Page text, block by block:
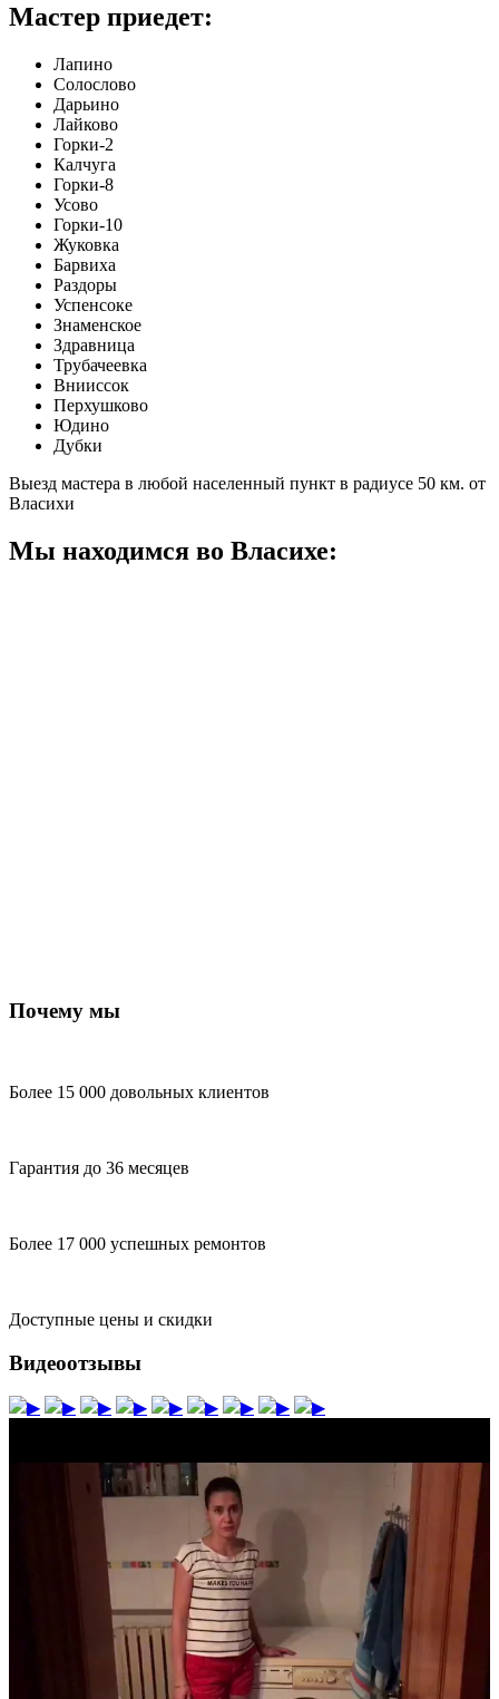
Мастер приедет:
Лапино
Солослово
Дарьино
Лайково
Горки-2
Калчуга
Горки-8
Усово
Горки-10
Жуковка
Барвиха
Раздоры
Успенсоке
Знаменское
Здравница
Трубачеевка
Внииссок
Перхушково
Юдино
Дубки
Выезд мастера в любой населенный пункт в радиусе 50 км. от
Власихи
Мы находимся во Власихе:
Почему мы
Более 15 000 довольных клиентов
Гарантия до 36 месяцев
Более 17 000 успешных ремонтов
Доступные цены и скидки
Видеоотзывы
▶ ▶ ▶ ▶ ▶ ▶ ▶ ▶ ▶